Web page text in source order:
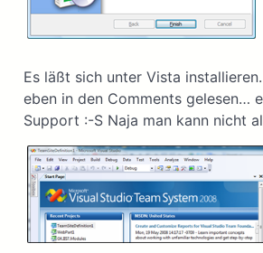
Es läßt sich unter Vista
eben in den Comments gelesen…
Support :-S Naja man kann nicht